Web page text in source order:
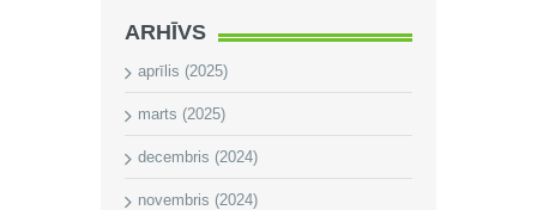
ARHĪVS
aprīlis (2025)
marts (2025)
decembris (2024)
novembris (2024)